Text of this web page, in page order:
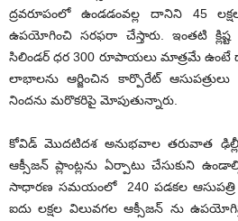
ద్రవరూపంలో ఉండడంవల్ల దానిని 45
ఉపయోగించి సరఫరా చేస్తారు. ఇంతటి క్లిష్ట
సిలిండర్ ధర 300 రూపాయలు మాత్రమే ఉంటే
లాభాలను ఆర్జించిన కార్పొరేట్
నిందను మరొకరిపై మోపుతున్నారు.
కోవిడ్ మొదటిదశ అనుభవాల తరువాత
ఆక్సీజన్ ప్లాంట్లను ఏర్పాటు చేసుకుని
సాధారణ సమయంలో 240 పడకల ఆసుపత్రి
ఐదు లక్షల విలువగల ఆక్సీజన్ ను